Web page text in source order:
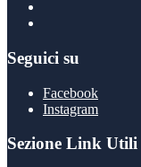
Seguici su
Facebook
Instagram
Sezione Link Utili